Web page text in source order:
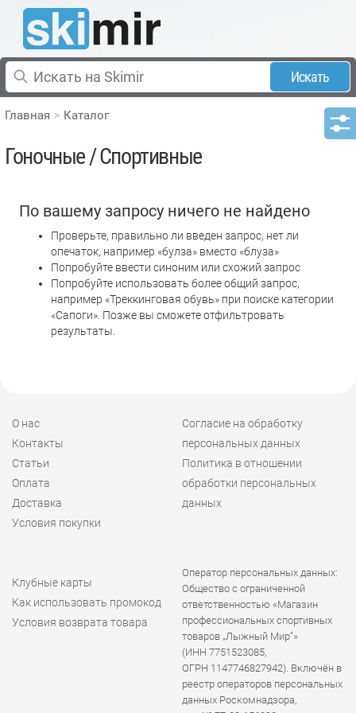
Искать
Главная Каталог
Гоночные / Спортивные
По вашему запросу ничего не найдено
Проверьте, правильно ли введен запрос, нет ли
опечаток, например «булза» вместо «блуза»
Попробуйте ввести синоним или схожий запрос
Попробуйте использовать более общий запрос,
например «Треккинговая обувь» при поиске категории
«Сапоги». Позже вы сможете отфильтровать
результаты.
О нас
Контакты
Статьи
Оплата
Доставка
Условия покупки
Согласие на обработку
персональных данных
Политика в отношении
обработки персональных
данных
Клубные карты
Как использовать промокод
Условия возврата товара
Оператор персональных данных:
Общество с ограниченной
ответственностью «Магазин
профессиональных спортивных
товаров „Лыжный Мир“»
(ИНН 7751523085,
ОГРН 1147746827942). Включён в
реестр операторов персональных
данных Роскомнадзора,